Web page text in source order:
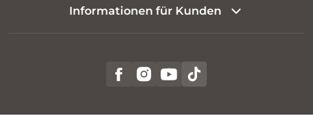
Informationen für Kunden